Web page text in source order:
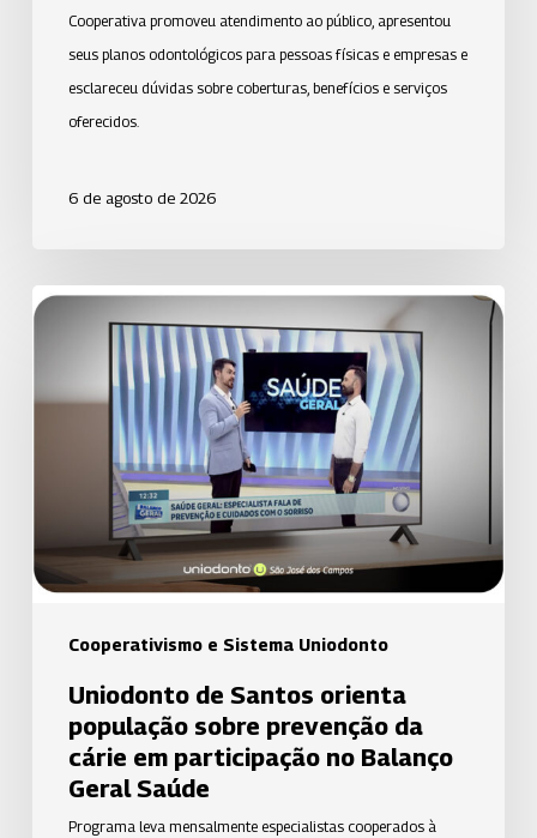
Cooperativa promoveu atendimento ao público, apresentou
seus planos odontológicos para pessoas físicas e empresas e
esclareceu dúvidas sobre coberturas, benefícios e serviços
oferecidos.
6 de agosto de 2026
Cooperativismo e Sistema Uniodonto
Uniodonto
orienta
população
prevenção
cárie
participação
Balanço
Geral
Saúde
Uniodonto de Santos orienta
população sobre prevenção da
cárie em participação no Balanço
Geral Saúde
Programa leva mensalmente especialistas cooperados à